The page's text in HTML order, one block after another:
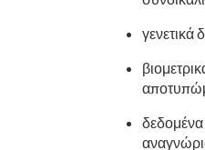
γενετικά
δεδομένα